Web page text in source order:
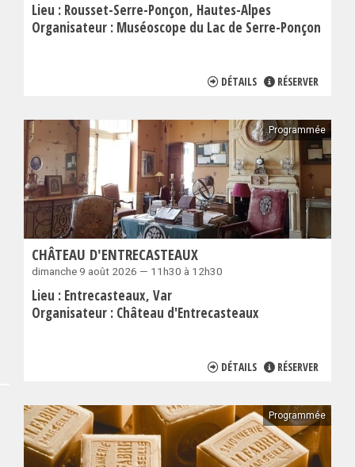
Lieu : Rousset-Serre-Ponçon Hautes-Alpes
Organisateur : Muséoscope du Lac de Serre-Ponçon
DÉTAILS RÉSERVER
Programmée
CHÂTEAU D'ENTRECASTEAUX
dimanche 9 août 2026 — 11h30 à 12h30
Lieu : Entrecasteaux Var
Organisateur : Château d'Entrecasteaux
DÉTAILS RÉSERVER
Programmée